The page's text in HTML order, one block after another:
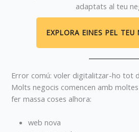
adaptats al teu
EXPLORA EINES PEL TEU
Error comú: voler digitalitzar-ho tot
Molts negocis comencen amb
fer massa coses alhora:
web nova